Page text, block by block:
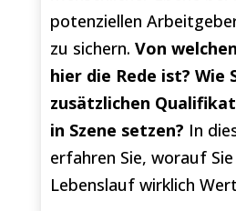
potenziellen
zu sichern. Von
hier die Rede ist? Wie
zusätzlichen
in Szene setzen? In
erfahren Sie, worauf
Lebenslauf wirklich